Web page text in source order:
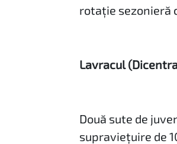
rotație sezonieră
Lavracul
Două sute de
supraviețuire de